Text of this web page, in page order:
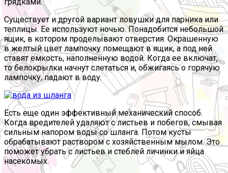
Существует и другой вариант ловушки для парника или
теплицы. Ее используют ночью. Понадобится небольшой
ящик, в котором проделывают отверстия. Окрашенную
в желтый цвет лампочку помещают в ящик, а под ней
ставят емкость, наполненную водой. Когда ее включат,
то белокрылки начнут слетаться и, обжигаясь о горячую
лампочку, падают в воду.
Есть еще один эффективный механический способ.
Когда вредителей удаляют с листьев и побегов, смывая
сильным напором воды со шланга. Потом кусты
обрабатывают раствором с хозяйственным мылом. Это
поможет убрать с листьев и стеблей личинки и яйца
насекомых.